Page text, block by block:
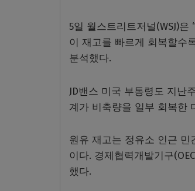
5일 월스트리트저널(WSJ)
이 재고를 빠르게 회복할수
분석했다.
JD밴스 미국 부통령도 지난
계가 비축량을 일부 회복한
원유 재고는 정유소 인근
이다. 경제협력개발기구
했다.